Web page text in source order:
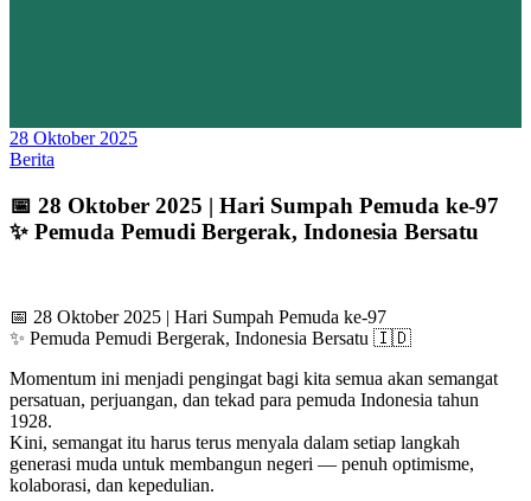
28 Oktober 2025
Berita
📅 28 Oktober 2025 | Hari Sumpah Pemuda ke-97
✨ Pemuda Pemudi Bergerak, Indonesia Bersatu
📅 28 Oktober 2025 | Hari Sumpah Pemuda ke-97
✨ Pemuda Pemudi Bergerak, Indonesia Bersatu 🇮🇩
Momentum ini menjadi pengingat bagi kita semua akan semangat
persatuan, perjuangan, dan tekad para pemuda Indonesia tahun
1928.
Kini, semangat itu harus terus menyala dalam setiap langkah
generasi muda untuk membangun negeri — penuh optimisme,
kolaborasi, dan kepedulian.